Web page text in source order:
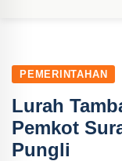
PEMERINTAHAN
Lurah
Pemkot
Pungli